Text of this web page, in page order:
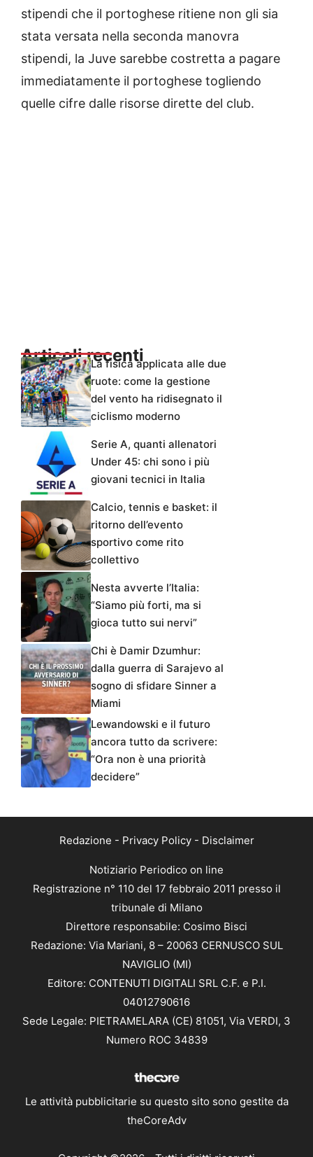
stipendi che il portoghese ritiene non gli sia
stata versata nella seconda manovra
stipendi, la Juve sarebbe costretta a pagare
immediatamente il portoghese togliendo
quelle cifre dalle risorse dirette del club.
Articoli recentiLa fisica applicata alle due
ruote: come la gestione
del vento ha ridisegnato il
ciclismo moderno
Serie A, quanti allenatori
Under 45: chi sono i più
giovani tecnici in Italia
Calcio, tennis e basket: il
ritorno dell’evento
sportivo come rito
collettivo
Nesta avverte l’Italia:
“Siamo più forti, ma si
gioca tutto sui nervi”
Chi è Damir Dzumhur:
dalla guerra di Sarajevo al
sogno di sfidare Sinner a
Miami
Lewandowski e il futuro
ancora tutto da scrivere:
“Ora non è una priorità
decidere”
Redazione - Privacy Policy- Disclaimer
Notiziario Periodico on line
Registrazione n° 110 del 17 febbraio 2011 presso il
tribunale di Milano
Direttore responsabile: Cosimo Bisci
Redazione: Via Mariani, 8 – 20063 CERNUSCO SUL
NAVIGLIO (MI)
Editore: CONTENUTI DIGITALI SRL C.F. e P.I.
04012790616
Sede Legale: PIETRAMELARA (CE) 81051, Via VERDI, 3
Numero ROC 34839
Le attività pubblicitarie su questo sito sono gestite da
theCoreAdv